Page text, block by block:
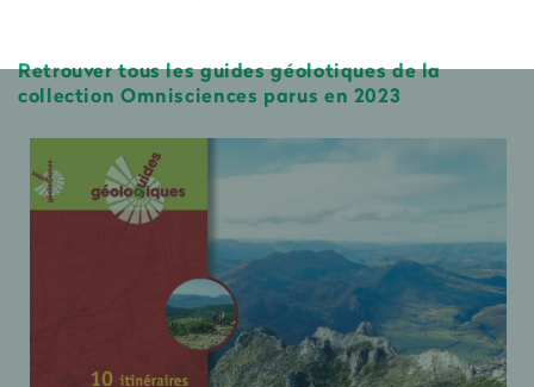
Retrouver tous les guides géolotiques de la
collection Omnisciences parus en 2023